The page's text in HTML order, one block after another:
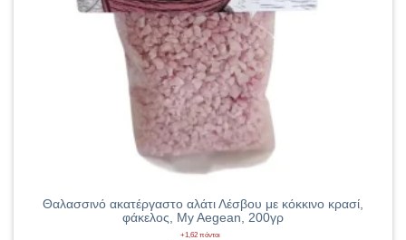
Θαλασσινό ακατέργαστο αλάτι Λέσβου με κόκκινο κρασί,
φάκελος, My Aegean, 200γρ
+1,62 πόντοι